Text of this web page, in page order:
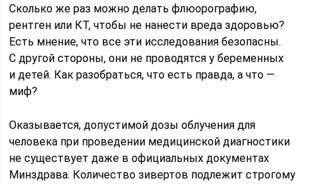
Сколько же раз можно делать флюорографию,
рентген или КТ, чтобы не нанести вреда здоровью?
Есть мнение, что все эти исследования безопасны.
С другой стороны, они не проводятся у беременных
и детей. Как разобраться, что есть правда, а что —
миф?
Оказывается, допустимой дозы облучения для
человека при проведении медицинской диагностики
не существует даже в официальных документах
Минздрава. Количество зивертов подлежит строгому